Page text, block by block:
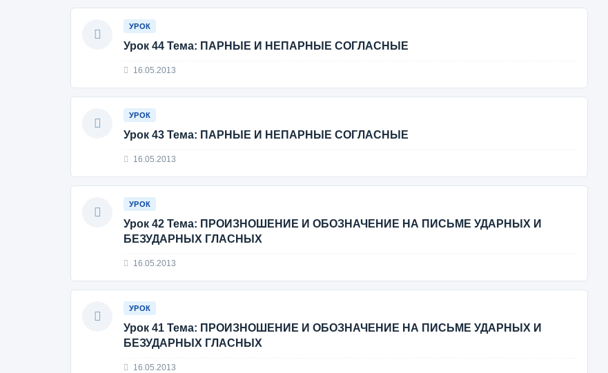
УРОК
Урок 44 Тема: ПАРНЫЕ И НЕПАРНЫЕ СОГЛАСНЫЕ
16.05.2013
УРОК
Урок 43 Тема: ПАРНЫЕ И НЕПАРНЫЕ СОГЛАСНЫЕ
16.05.2013
УРОК
Урок 42 Тема: ПРОИЗНОШЕНИЕ И ОБОЗНАЧЕНИЕ НА ПИСЬМЕ УДАРНЫХ И
БЕЗУДАРНЫХ ГЛАСНЫХ
16.05.2013
УРОК
Урок 41 Тема: ПРОИЗНОШЕНИЕ И ОБОЗНАЧЕНИЕ НА ПИСЬМЕ УДАРНЫХ И
БЕЗУДАРНЫХ ГЛАСНЫХ
16.05.2013